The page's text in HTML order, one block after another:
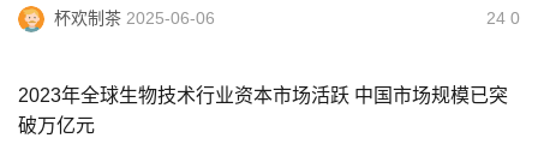
杯欢制茶 2025-06-06 24 0
2023年全球生物技术行业资本市场活跃 中国市场规模已突
破万亿元